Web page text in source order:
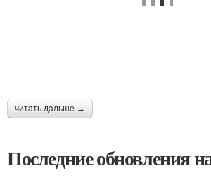
читать дальше →
Последние обновления